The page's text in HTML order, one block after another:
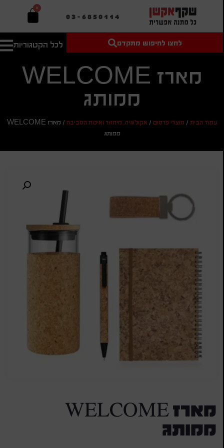
03-6850114
0
לכל הקטגוריות
טקסט חופשי
מחיר מיני'
אישית
לחצו לחיפוש מתקדם
מארז WELCOME
ממותג
עמוד הבית/ מוצרי פרסום/ אקולוגיה, מיחזור ואיכות הסביבה/
מארז WELCOME
ממותג
מארז WELCOME
ממותג